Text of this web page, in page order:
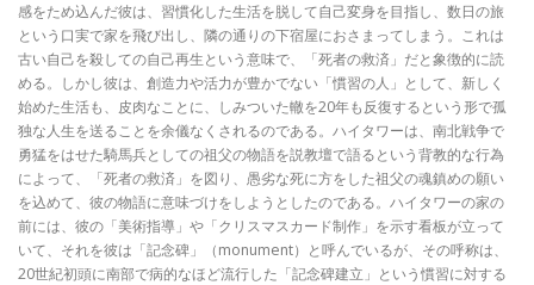
感をため込んだ彼は、習慣化した生活を脱して自己変身を目指し、数日の旅
という口実で家を飛び出し、隣の通りの下宿屋におさまってしまう。これは
古い自己を殺しての自己再生という意味で、「死者の救済」だと象徴的に読
める。しかし彼は、創造力や活力が豊かでない「慣習の人」として、新しく
始めた生活も、皮肉なことに、しみついた轍を20年も反復するという形で孤
独な人生を送ることを余儀なくされるのである。ハイタワーは、南北戦争で
勇猛をはせた騎馬兵としての祖父の物語を説教壇で語るという背教的な行為
によって、「死者の救済」を図り、愚劣な死に方をした祖父の魂鎮めの願い
を込めて、彼の物語に意味づけをしようとしたのである。ハイタワーの家の
前には、彼の「美術指導」や「クリスマスカード制作」を示す看板が立って
いて、それを彼は「記念碑」（monument）と呼んでいるが、その呼称は、
20世紀初頭に南部で病的なほど流行した「記念碑建立」という慣習に対する